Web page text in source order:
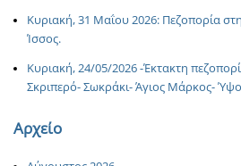
Κυριακή, 31 Μαΐου 2026: Πεζοπορία
Ίσσος.
Κυριακή, 24/05/2026 -Έκτακτη
Σκριπερό- Σωκράκι- Άγιος Μάρκος-
Αρχείο